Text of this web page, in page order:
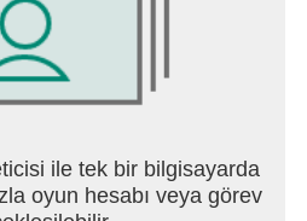
ile tek bir bilgisayarda
oyun hesabı veya görev